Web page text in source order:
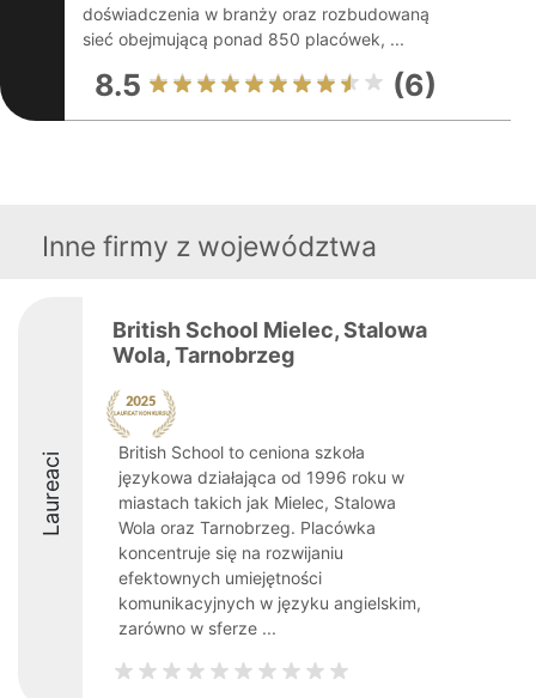
doświadczenia w branży oraz rozbudowaną
sieć obejmującą ponad 850 placówek, ...
8.5 (6)
Inne firmy z województwa
Laureaci
British School Mielec, Stalowa
Wola, Tarnobrzeg
British School to ceniona szkoła
językowa działająca od 1996 roku w
miastach takich jak Mielec, Stalowa
Wola oraz Tarnobrzeg. Placówka
koncentruje się na rozwijaniu
efektownych umiejętności
komunikacyjnych w języku angielskim,
zarówno w sferze ...